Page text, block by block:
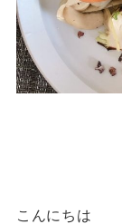
こんにちは